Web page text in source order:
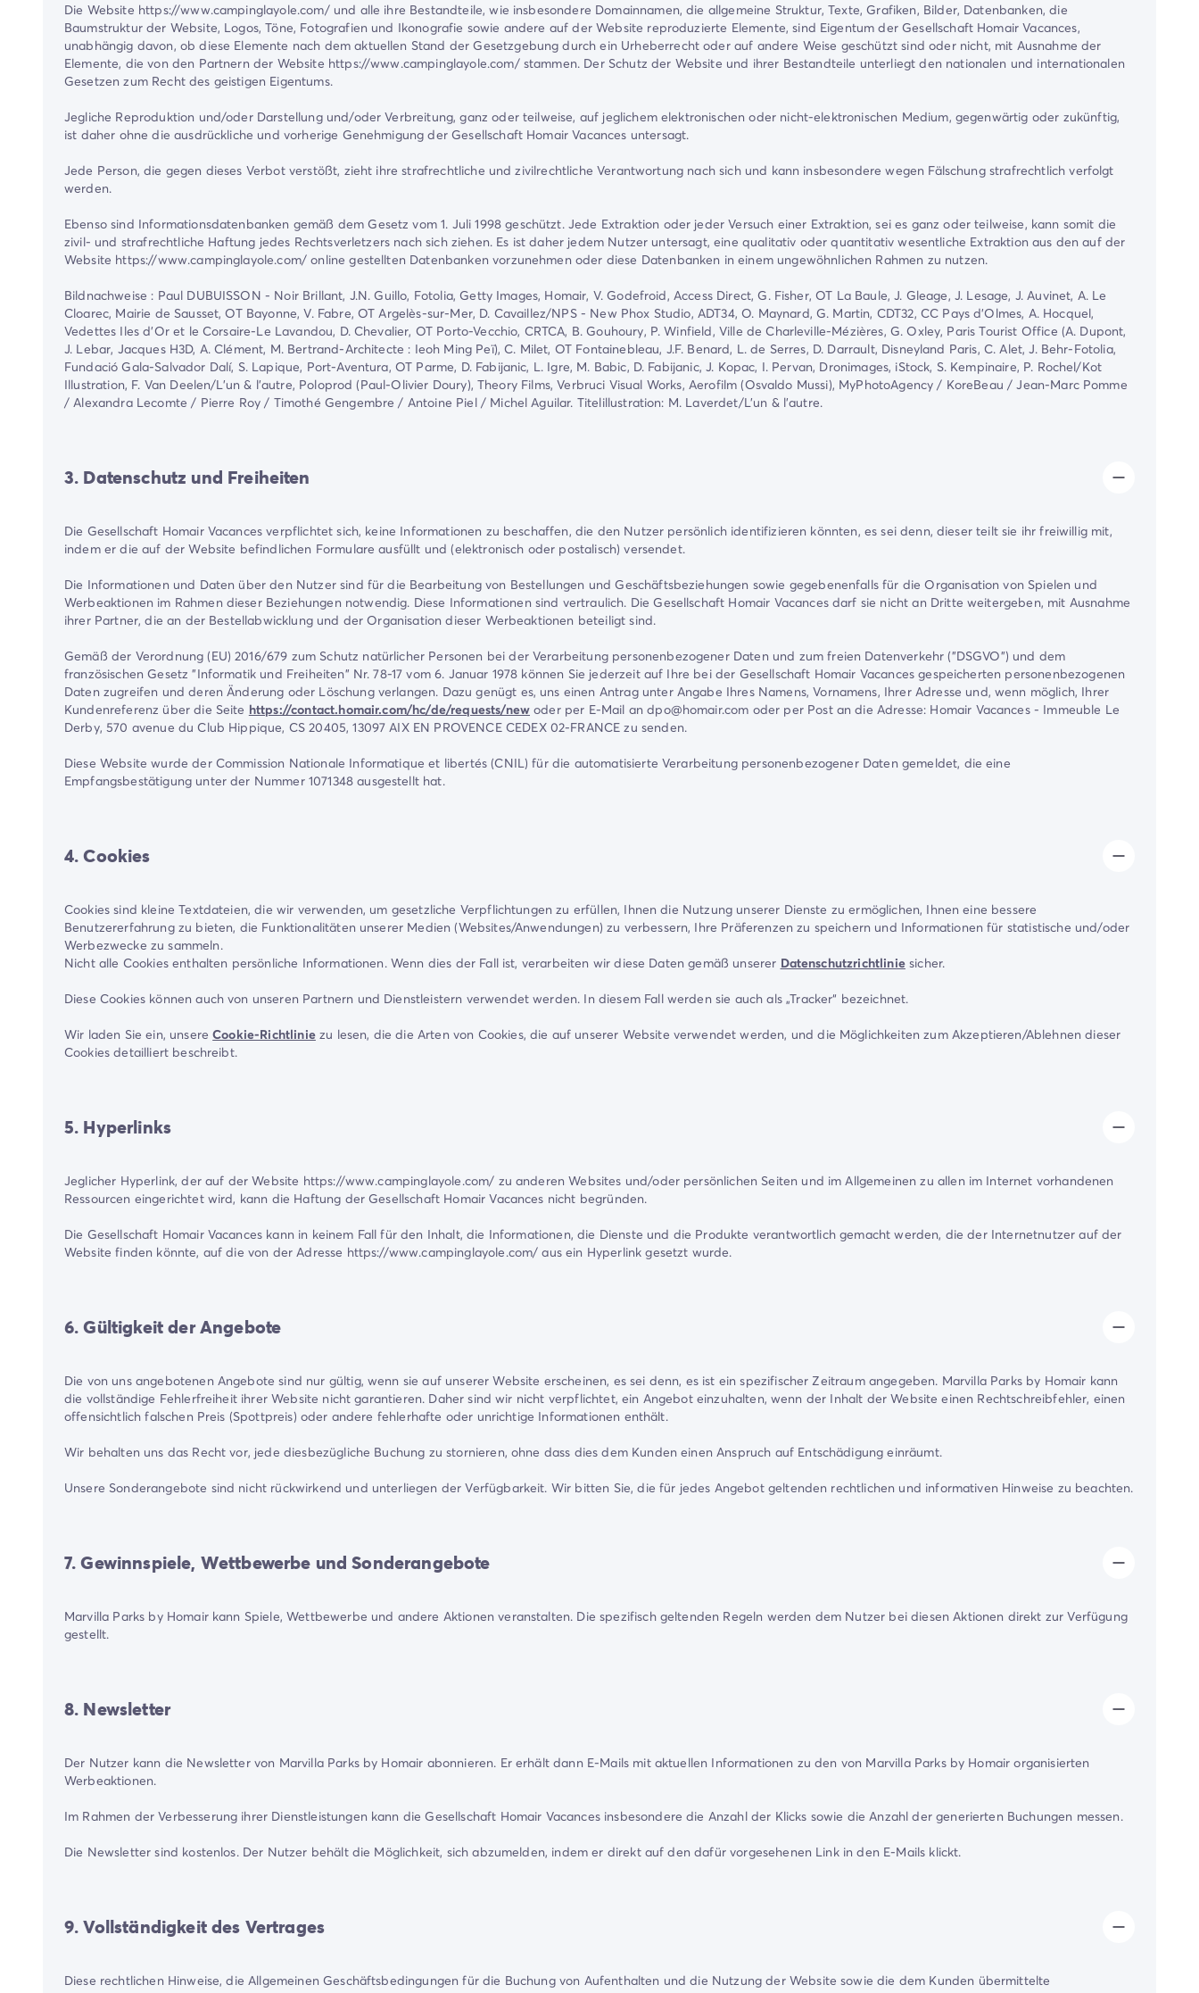
Die Website https://www.campinglayole.com/ und alle ihre Bestandteile, wie insbesondere Domainnamen, die allgemeine Struktur, Texte, Grafiken, Bilder, Datenbanken, die
Baumstruktur der Website, Logos, Töne, Fotografien und Ikonografie sowie andere auf der Website reproduzierte Elemente, sind Eigentum der Gesellschaft Homair Vacances,
unabhängig davon, ob diese Elemente nach dem aktuellen Stand der Gesetzgebung durch ein Urheberrecht oder auf andere Weise geschützt sind oder nicht, mit Ausnahme der
Elemente, die von den Partnern der Website https://www.campinglayole.com/ stammen. Der Schutz der Website und ihrer Bestandteile unterliegt den nationalen und internationalen
Gesetzen zum Recht des geistigen Eigentums.
Jegliche Reproduktion und/oder Darstellung und/oder Verbreitung, ganz oder teilweise, auf jeglichem elektronischen oder nicht-elektronischen Medium, gegenwärtig oder zukünftig,
ist daher ohne die ausdrückliche und vorherige Genehmigung der Gesellschaft Homair Vacances untersagt.
Jede Person, die gegen dieses Verbot verstößt, zieht ihre strafrechtliche und zivilrechtliche Verantwortung nach sich und kann insbesondere wegen Fälschung strafrechtlich verfolgt
werden.
Ebenso sind Informationsdatenbanken gemäß dem Gesetz vom 1. Juli 1998 geschützt. Jede Extraktion oder jeder Versuch einer Extraktion, sei es ganz oder teilweise, kann somit die
zivil- und strafrechtliche Haftung jedes Rechtsverletzers nach sich ziehen. Es ist daher jedem Nutzer untersagt, eine qualitativ oder quantitativ wesentliche Extraktion aus den auf der
Website https://www.campinglayole.com/ online gestellten Datenbanken vorzunehmen oder diese Datenbanken in einem ungewöhnlichen Rahmen zu nutzen.
Bildnachweise : Paul DUBUISSON - Noir Brillant, J.N. Guillo, Fotolia, Getty Images, Homair, V. Godefroid, Access Direct, G. Fisher, OT La Baule, J. Gleage, J. Lesage, J. Auvinet, A. Le
Cloarec, Mairie de Sausset, OT Bayonne, V. Fabre, OT Argelès-sur-Mer, D. Cavaillez/NPS - New Phox Studio, ADT34, O. Maynard, G. Martin, CDT32, CC Pays d'Olmes, A. Hocquel,
Vedettes Iles d'Or et le Corsaire-Le Lavandou, D. Chevalier, OT Porto-Vecchio, CRTCA, B. Gouhoury, P. Winfield, Ville de Charleville-Mézières, G. Oxley, Paris Tourist Office (A. Dupont,
J. Lebar, Jacques H3D, A. Clément, M. Bertrand-Architecte : Ieoh Ming Peï), C. Milet, OT Fontainebleau, J.F. Benard, L. de Serres, D. Darrault, Disneyland Paris, C. Alet, J. Behr-Fotolia,
Fundació Gala-Salvador Dalí, S. Lapique, Port-Aventura, OT Parme, D. Fabijanic, L. Igre, M. Babic, D. Fabijanic, J. Kopac, I. Pervan, Dronimages, iStock, S. Kempinaire, P. Rochel/Kot
Illustration, F. Van Deelen/L'un & l'autre, Poloprod (Paul-Olivier Doury), Theory Films, Verbruci Visual Works, Aerofilm (Osvaldo Mussi), MyPhotoAgency / KoreBeau / Jean-Marc Pomme
/ Alexandra Lecomte / Pierre Roy / Timothé Gengembre / Antoine Piel / Michel Aguilar. Titelillustration: M. Laverdet/L'un & l'autre.
3. Datenschutz und Freiheiten
Die Gesellschaft Homair Vacances verpflichtet sich, keine Informationen zu beschaffen, die den Nutzer persönlich identifizieren könnten, es sei denn, dieser teilt sie ihr freiwillig mit,
indem er die auf der Website befindlichen Formulare ausfüllt und (elektronisch oder postalisch) versendet.
Die Informationen und Daten über den Nutzer sind für die Bearbeitung von Bestellungen und Geschäftsbeziehungen sowie gegebenenfalls für die Organisation von Spielen und
Werbeaktionen im Rahmen dieser Beziehungen notwendig. Diese Informationen sind vertraulich. Die Gesellschaft Homair Vacances darf sie nicht an Dritte weitergeben, mit Ausnahme
ihrer Partner, die an der Bestellabwicklung und der Organisation dieser Werbeaktionen beteiligt sind.
Gemäß der Verordnung (EU) 2016/679 zum Schutz natürlicher Personen bei der Verarbeitung personenbezogener Daten und zum freien Datenverkehr ("DSGVO") und dem
französischen Gesetz "Informatik und Freiheiten" Nr. 78-17 vom 6. Januar 1978 können Sie jederzeit auf Ihre bei der Gesellschaft Homair Vacances gespeicherten personenbezogenen
Daten zugreifen und deren Änderung oder Löschung verlangen. Dazu genügt es, uns einen Antrag unter Angabe Ihres Namens, Vornamens, Ihrer Adresse und, wenn möglich, Ihrer
Kundenreferenz über die Seite https://contact.homair.com/hc/de/requests/new oder per E-Mail an dpo@homair.com oder per Post an die Adresse: Homair Vacances - Immeuble Le
Derby, 570 avenue du Club Hippique, CS 20405, 13097 AIX EN PROVENCE CEDEX 02-FRANCE zu senden.
Diese Website wurde der Commission Nationale Informatique et libertés (CNIL) für die automatisierte Verarbeitung personenbezogener Daten gemeldet, die eine
Empfangsbestätigung unter der Nummer 1071348 ausgestellt hat.
4. Cookies
Cookies sind kleine Textdateien, die wir verwenden, um gesetzliche Verpflichtungen zu erfüllen, Ihnen die Nutzung unserer Dienste zu ermöglichen, Ihnen eine bessere
Benutzererfahrung zu bieten, die Funktionalitäten unserer Medien (Websites/Anwendungen) zu verbessern, Ihre Präferenzen zu speichern und Informationen für statistische und/oder
Werbezwecke zu sammeln.
Nicht alle Cookies enthalten persönliche Informationen. Wenn dies der Fall ist, verarbeiten wir diese Daten gemäß unserer Datenschutzrichtliniesicher.
Diese Cookies können auch von unseren Partnern und Dienstleistern verwendet werden. In diesem Fall werden sie auch als „Tracker“ bezeichnet.
Wir laden Sie ein, unsereCookie-Richtliniezu lesen, die die Arten von Cookies, die auf unserer Website verwendet werden, und die Möglichkeiten zum Akzeptieren/Ablehnen dieser
Cookies detailliert beschreibt.
5. Hyperlinks
Jeglicher Hyperlink, der auf der Website https://www.campinglayole.com/ zu anderen Websites und/oder persönlichen Seiten und im Allgemeinen zu allen im Internet vorhandenen
Ressourcen eingerichtet wird, kann die Haftung der Gesellschaft Homair Vacances nicht begründen.
Die Gesellschaft Homair Vacances kann in keinem Fall für den Inhalt, die Informationen, die Dienste und die Produkte verantwortlich gemacht werden, die der Internetnutzer auf der
Website finden könnte, auf die von der Adresse https://www.campinglayole.com/ aus ein Hyperlink gesetzt wurde.
6. Gültigkeit der Angebote
Die von uns angebotenen Angebote sind nur gültig, wenn sie auf unserer Website erscheinen, es sei denn, es ist ein spezifischer Zeitraum angegeben. Marvilla Parks by Homair kann
die vollständige Fehlerfreiheit ihrer Website nicht garantieren. Daher sind wir nicht verpflichtet, ein Angebot einzuhalten, wenn der Inhalt der Website einen Rechtschreibfehler, einen
offensichtlich falschen Preis (Spottpreis) oder andere fehlerhafte oder unrichtige Informationen enthält.
Wir behalten uns das Recht vor, jede diesbezügliche Buchung zu stornieren, ohne dass dies dem Kunden einen Anspruch auf Entschädigung einräumt.
Unsere Sonderangebote sind nicht rückwirkend und unterliegen der Verfügbarkeit. Wir bitten Sie, die für jedes Angebot geltenden rechtlichen und informativen Hinweise zu beachten.
7. Gewinnspiele, Wettbewerbe und Sonderangebote
Marvilla Parks by Homair kann Spiele, Wettbewerbe und andere Aktionen veranstalten. Die spezifisch geltenden Regeln werden dem Nutzer bei diesen Aktionen direkt zur Verfügung
gestellt.
8. Newsletter
Der Nutzer kann die Newsletter von Marvilla Parks by Homair abonnieren. Er erhält dann E-Mails mit aktuellen Informationen zu den von Marvilla Parks by Homair organisierten
Werbeaktionen.
Im Rahmen der Verbesserung ihrer Dienstleistungen kann die Gesellschaft Homair Vacances insbesondere die Anzahl der Klicks sowie die Anzahl der generierten Buchungen messen.
Die Newsletter sind kostenlos. Der Nutzer behält die Möglichkeit, sich abzumelden, indem er direkt auf den dafür vorgesehenen Link in den E-Mails klickt.
9. Vollständigkeit des Vertrages
Diese rechtlichen Hinweise, die Allgemeinen Geschäftsbedingungen für die Buchung von Aufenthalten und die Nutzung der Website sowie die dem Kunden übermittelte